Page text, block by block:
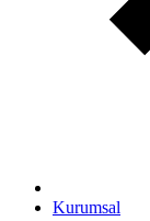
Kurumsal